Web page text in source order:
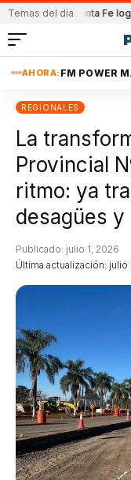
Temas del día
LanúsSanta Fe logró
AHORA: FM POWER
REGIONALES
La
Provincial
ritmo: ya
desagües
Última actualización: julio
Publicado: julio 1, 2026